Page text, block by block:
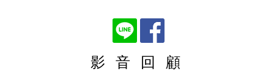
影 音 回 顧